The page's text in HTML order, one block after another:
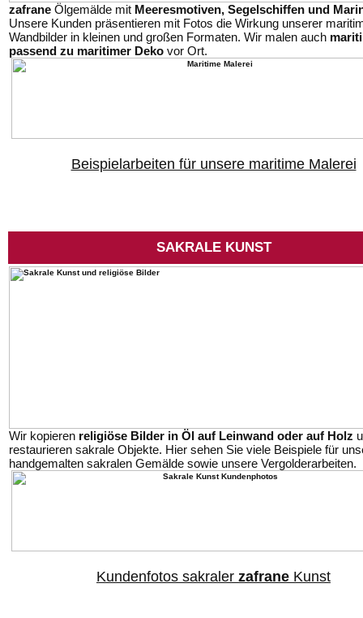
zafrane Ölgemälde mit Meeresmotiven, Segelschiffen und
Unsere Kunden präsentieren mit Fotos die Wirkung unserer
Wandbilder in kleinen und großen Formaten. Wir malen auch
passend zu maritimer Deko vor Ort.
Beispielarbeiten für unsere maritime Malerei
SAKRALE KUNST
Wir kopieren religiöse Bilder in Öl auf Leinwand oder auf Holz
restaurieren sakrale Objekte. Hier sehen Sie viele Beispiele für
handgemalten sakralen Gemälde sowie unsere Vergolderarbeiten.
Kundenfotos sakraler zafrane Kunst